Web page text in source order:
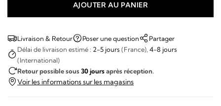
Nivada
Grenchen
Antarctic
Spider
AJOUTER AU PANIER
Livraison & Retour Poser une question
Partager
Délai de livraison estimé : 2-5 jours (France), 4-8 jours
(International)
Retour possible sous30 joursaprès réception.
Voir les informations sur les magasins